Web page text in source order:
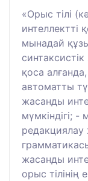
«Орыс тілі
интеллектті
мынадай
қоса алғанда,
автоматты
жасанды
мүмкіндігі; -
редакциялау
жасанды
орыс тілінің